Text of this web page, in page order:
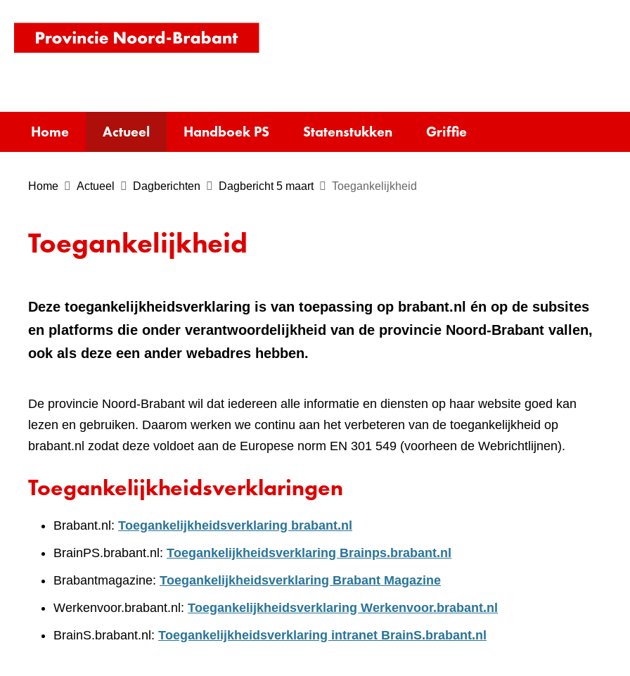
homepage)
Home Actueel Handboek PS Statenstukken Griffie
Home Actueel Dagberichten Dagbericht 5 maart Toegankelijkheid
Toegankelijkheid
Deze toegankelijkheidsverklaring is van toepassing op brabant.nl én op de subsites
en platforms die onder verantwoordelijkheid van de provincie Noord-Brabant vallen,
ook als deze een ander webadres hebben.
De provincie Noord-Brabant wil dat iedereen alle informatie en diensten op haar website goed kan
lezen en gebruiken. Daarom werken we continu aan het verbeteren van de toegankelijkheid op
brabant.nl zodat deze voldoet aan de Europese norm EN 301 549 (voorheen de Webrichtlijnen).
Toegankelijkheidsverklaringen
Brabant.nl: Toegankelijkheidsverklaring brabant.nl
BrainPS.brabant.nl: Toegankelijkheidsverklaring Brainps.brabant.nl
Brabantmagazine: Toegankelijkheidsverklaring Brabant Magazine
Werkenvoor.brabant.nl: Toegankelijkheidsverklaring Werkenvoor.brabant.nl
BrainS.brabant.nl: Toegankelijkheidsverklaring intranet BrainS.brabant.nl